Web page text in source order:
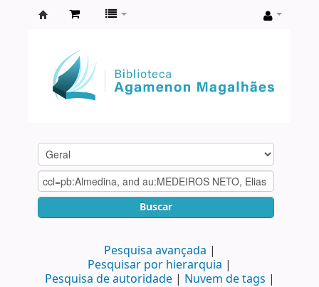
Agamenon
Magalhães
Buscar
Pesquisa avançada
Pesquisar por hierarquia
Pesquisa de autoridade
Nuvem de tags